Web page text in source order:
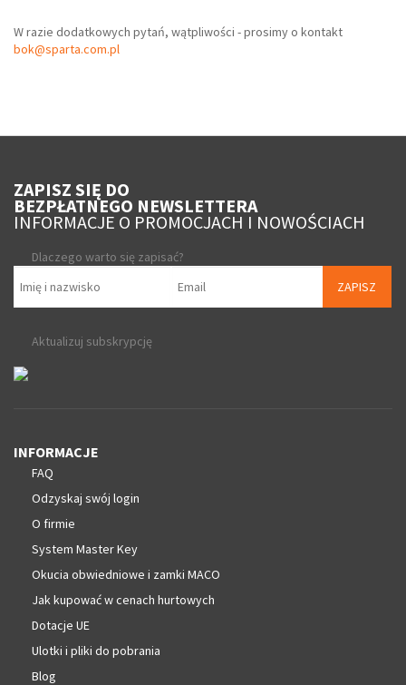
W razie dodatkowych pytań, wątpliwości - prosimy o kontakt
bok@sparta.com.pl
ZAPISZ SIĘ DO
BEZPŁATNEGO NEWSLETTERA
INFORMACJE O PROMOCJACH I NOWOŚCIACH
Dlaczego warto się zapisać?
ZAPISZ
Aktualizuj subskrypcję
INFORMACJE
FAQ
Odzyskaj swój login
O firmie
System Master Key
Okucia obwiedniowe i zamki MACO
Jak kupować w cenach hurtowych
Dotacje UE
Ulotki i pliki do pobrania
Blog